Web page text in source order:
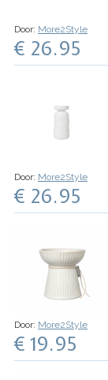
Door: More2Style
€ 26.95
Door: More2Style
€ 26.95
Door: More2Style
€ 19.95